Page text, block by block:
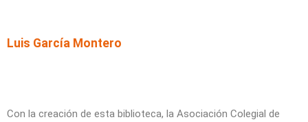
Luis García Montero
Con la creación de esta biblioteca, la Asociación Colegial de